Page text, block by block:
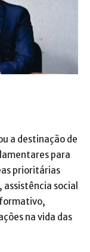
a destinação de
para
prioritárias
social
na vida das